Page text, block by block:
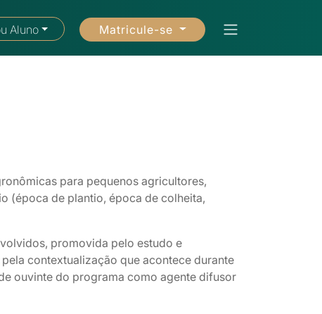
Aluno Matricule-se
para pequenos agricultores,
(época de plantio, época de colheita,
promovida pelo estudo e
contextualização que acontece durante
ouvinte do programa como agente difusor